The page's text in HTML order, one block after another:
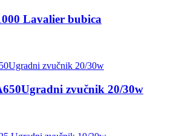
Lavalier bubica
zvučnik 20/30w